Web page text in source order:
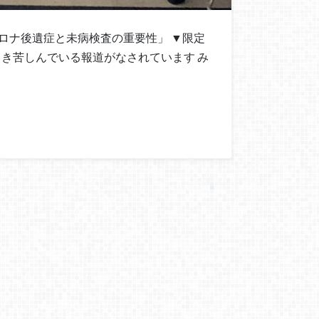
ナ後遺症と未病検査の重要性」 ▼限定
苦しんでいる報道がなされています み